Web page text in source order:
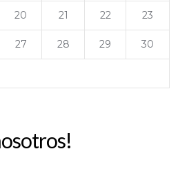
20 21 22 23
27 28 29 30